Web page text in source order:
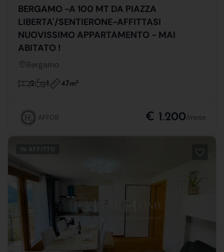
BERGAMO -A 100 MT DA PIAZZA
LIBERTA'/SENTIERONE-AFFITTASI
NUOVISSIMO APPARTAMENTO - MAI
ABITATO !
Bergamo
2 1 47m2
AFF08 € 1.200/mese
IN AFFITTO